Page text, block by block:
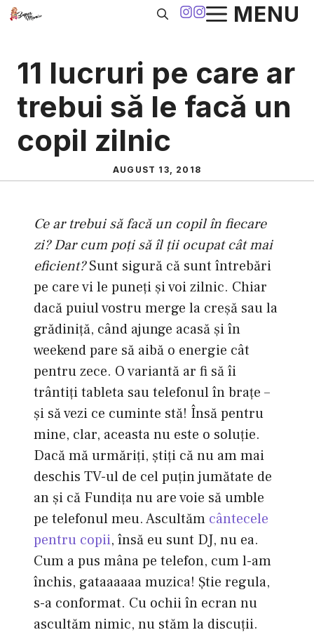
Sari
MENU
11 lucruri pe care ar
trebui să le facă un
copil zilnic
AUGUST 13, 2018
Ce ar trebui să facă un copil în fiecare
zi? Dar cum poţi să îl ţii ocupat cât mai
eficient?Sunt sigură că sunt întrebări
pe care vi le puneţi şi voi zilnic. Chiar
dacă puiul vostru merge la creşă sau la
grădiniţă, când ajunge acasă şi în
weekend pare să aibă o energie cât
pentru zece. O variantă ar fi să îi
trântiţi tableta sau telefonul în braţe –
şi să vezi ce cuminte stă! Însă pentru
mine, clar, aceasta nu este o soluţie.
Dacă mă urmăriţi, ştiţi că nu am mai
deschis TV-ul de cel puţin jumătate de
an şi că Fundiţa nu are voie să umble
pe telefonul meu. Ascultăm cântecele
pentru copii, însă eu sunt DJ, nu ea.
Cum a pus mâna pe telefon, cum l-am
închis, gataaaaaa muzica! Ştie regula,
s-a conformat. Cu ochii în ecran nu
ascultăm nimic, nu stăm la discuţii.